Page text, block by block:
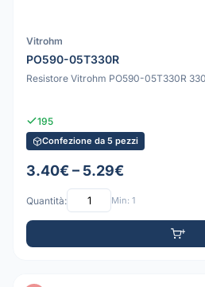
Vitrohm
PO590-05T330R
Resistore Vitrohm PO590-05T330R
195
Confezione da 5 pezzi
3.40€ – 5.29€
Quantità: Min: 1